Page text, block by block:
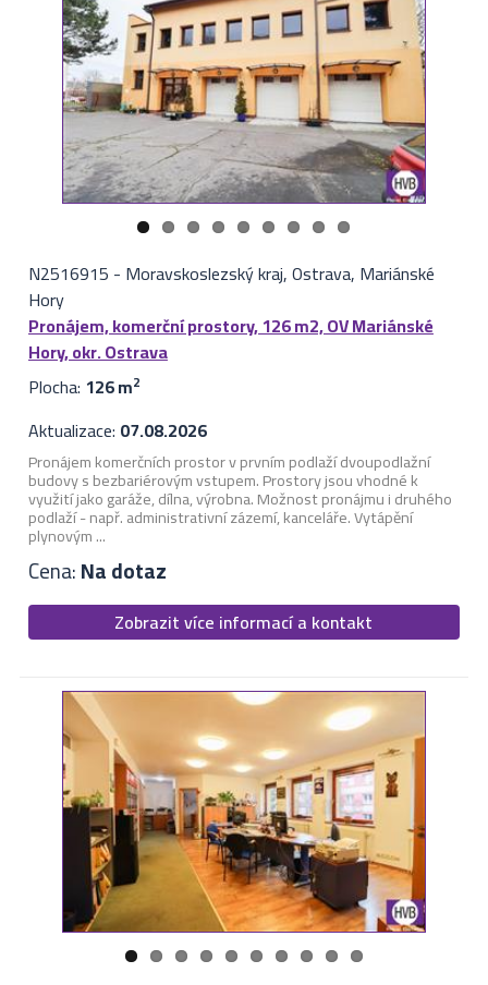
N2516915 - Moravskoslezský kraj, Ostrava, Mariánské
Hory
Pronájem, komerční prostory, 126 m2, OV Mariánské
Hory, okr. Ostrava
Plocha: 126 m2
Aktualizace: 07.08.2026
Pronájem komerčních prostor v prvním podlaží dvoupodlažní
budovy s bezbariérovým vstupem. Prostory jsou vhodné k
využití jako garáže, dílna, výrobna. Možnost pronájmu i druhého
podlaží - např. administrativní zázemí, kanceláře. Vytápění
plynovým ...
Cena:Na dotaz
Zobrazit více informací a kontakt